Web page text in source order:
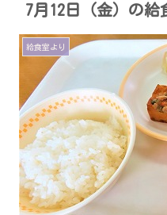
7月12日（金）の給
給食室より